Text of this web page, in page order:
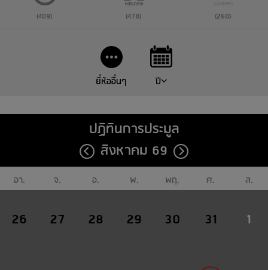
(409) (478) (260)
ยี่ห้ออื่นๆ ปี
ปฏิทินการประมูล
สิงหาคม 69
อา. จ. อ. พ. พฤ. ศ. ส.
26 27 28 29 30 31 1